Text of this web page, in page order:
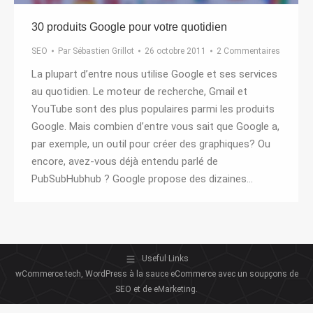
30 produits Google pour votre quotidien
SEO Par Sébastien Grillot 26 octobre 2011 2 Commentaires
La plupart d’entre nous utilise Google et ses services
au quotidien. Le moteur de recherche, Gmail et
YouTube sont des plus populaires parmi les produits
Google. Mais combien d’entre vous sait que Google a,
par exemple, un outil pour créer des graphiques? Ou
encore, avez-vous déjà entendu parlé de
PubSubHubhub ? Google propose des dizaines…
Useful Links
wCommerce.tech, WordPress à la sauce eCommerce avec un soupçons de
SEO et de eMarketing.